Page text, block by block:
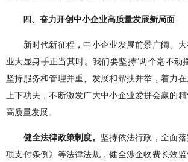
四、奋力开创中小企业高质量发展新局面
新时代新征程，中小企业发展前景广阔、大
业大显身手正当其时。我们要坚持“两个毫不动
坚持服务和管理并重、发展和帮扶并举，着力
上下功夫，不断激发广大中小企业爱拼会赢的
高质量发展。
健全法律政策制度。 坚持依法行政，全面
项支付条例》等法律法规，健全涉企收费长效